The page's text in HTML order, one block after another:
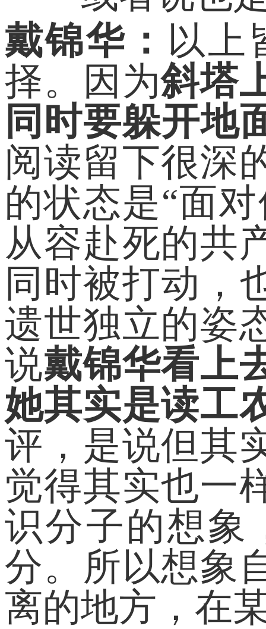
戴锦华： 以上
择。因为斜塔
同时要躲开
阅读留下很深
的状态是“面
从容赴死的共
同时被打动，
遗世独立的姿
说戴锦华看上
她其实是读工
评，是说但其
觉得其实也一
识分子的想象
分。所以想象
离的地方，在